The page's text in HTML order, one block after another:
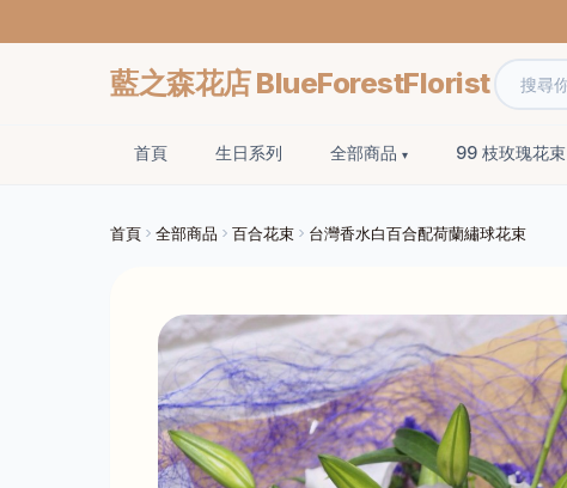
藍之森花店 BlueForestFlorist
首頁 生日系列 全部商品 99 枝玫瑰花束
首頁 全部商品 百合花束 台灣香水白百合配荷蘭繡球花束